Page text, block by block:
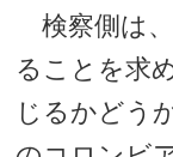
検察側は
ることを求
じるかどう